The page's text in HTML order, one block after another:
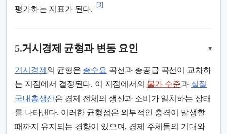
평가하는 지표가 된다.
[3]
5.거시경제 균형과 변동 요인 ▾
거시경제 의 균형은 총수요 곡선과 총공급 곡선이 교차하
는 지점에서 결정된다. 이 지점에서의 물가 수준과 실질
국내총생산은 경제 전체의 생산과 소비가 일치하는 상태
를 나타낸다. 이러한 균형점은 외부적인 충격이 발생할
때까지 유지되는 경향이 있으며, 경제 주체들의 기대와